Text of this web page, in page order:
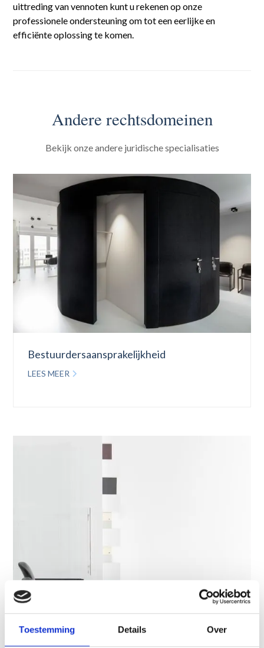
Toestemming Details Over
uittreding van vennoten kunt u rekenen op onze
professionele ondersteuning om tot een eerlijke en
efficiënte oplossing te komen.
Andere rechtsdomeinen
Bekijk onze andere juridische specialisaties
Bestuurdersaansprakelijkheid
LEES MEER